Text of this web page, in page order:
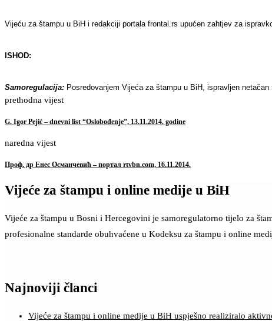
Vijeću za štampu u BiH i redakciji portala frontal.rs upućen zahtjev za
ISHOD:
Samoregulacija: Posredovanjem Vijeća za štampu u BiH, ispravljen
prethodna vijest
G. Igor Pejić – dnevni list “Oslobođenje”, 13.11.2014. godine
naredna vijest
Проф. др Енес Османчевић – портал rtvbn.com, 16.11.2014.
Vijeće za štampu i online medije u BiH
Vijeće za štampu u Bosni i Hercegovini je samoregulatorno tijelo za
profesionalne standarde obuhvaćene u Kodeksu za štampu i online
Najnoviji članci
Vijeće za štampu i online medije u BiH uspješno realiziralo